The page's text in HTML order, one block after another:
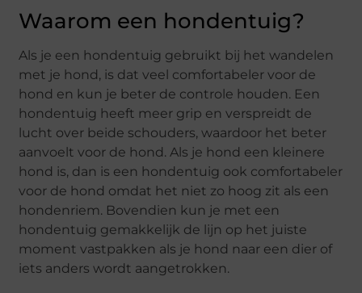
Waarom een hondentuig?
Als je een hondentuig gebruikt bij het wandelen
met je hond, is dat veel comfortabeler voor de
hond en kun je beter de controle houden. Een
hondentuig heeft meer grip en verspreidt de
lucht over beide schouders, waardoor het beter
aanvoelt voor de hond. Als je hond een kleinere
hond is, dan is een hondentuig ook comfortabeler
voor de hond omdat het niet zo hoog zit als een
hondenriem. Bovendien kun je met een
hondentuig gemakkelijk de lijn op het juiste
moment vastpakken als je hond naar een dier of
iets anders wordt aangetrokken.